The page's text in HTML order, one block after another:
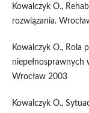
Kowalczyk O.,
rozwiązania.
Kowalczyk O., Rola
niepełnosprawnych
Wrocław 2003
Kowalczyk O.,